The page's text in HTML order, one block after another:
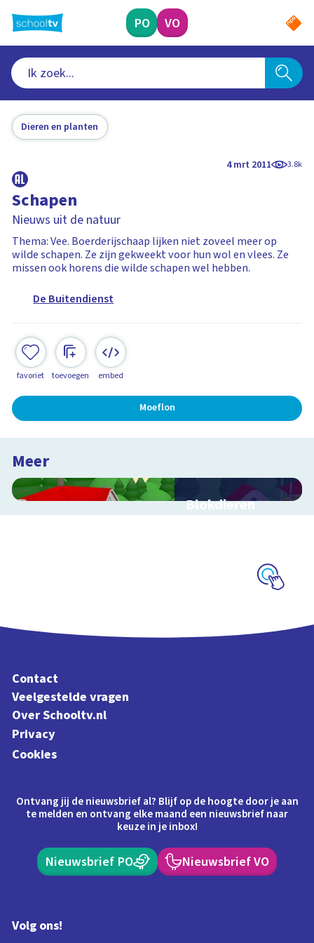
naar
hoofdinhoud
PO VO
Dieren en planten
4 mrt 2011 3.8k
Schapen
Nieuws uit de natuur
Thema: Vee. Boerderijschaap lijken niet zoveel meer op
wilde schapen. Ze zijn gekweekt voor hun wol en vlees. Ze
missen ook horens die wilde schapen wel hebben.
De Buitendienst
favoriet toevoegen embed
Moeflon
Meer
Blokdieren
Interactieve
Contact
Veelgestelde vragen
Over Schooltv.nl
Privacy
Cookies
Ontvang jij de nieuwsbrief al? Blijf op de hoogte door je aan
te melden en ontvang elke maand een nieuwsbrief naar
keuze in je inbox!
Nieuwsbrief PO Nieuwsbrief VO
Volg ons!